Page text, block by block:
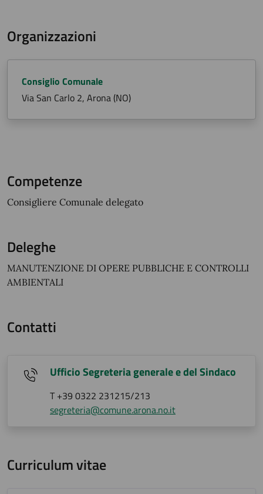
Organizzazioni
Consiglio Comunale
Via San Carlo 2, Arona (NO)
Competenze
Consigliere Comunale delegato
Deleghe
MANUTENZIONE DI OPERE PUBBLICHE E CONTROLLI
AMBIENTALI
Contatti
Ufficio Segreteria generale e del Sindaco
T +39 0322 231215/213
segreteria@comune.arona.no.it
Curriculum vitae